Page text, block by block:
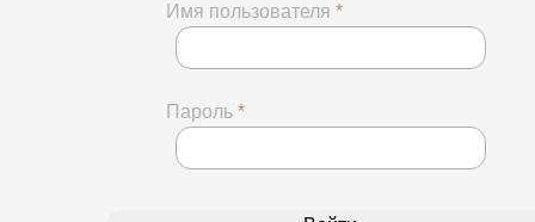
Имя пользователя *
Пароль *